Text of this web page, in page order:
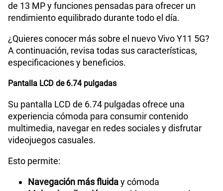
de 13 MP y funciones pensadas para ofrecer un
rendimiento equilibrado durante todo el día.
¿Quieres conocer más sobre el nuevo Vivo Y11 5G?
A continuación, revisa todas sus características,
especificaciones y beneficios.
Pantalla LCD de 6.74 pulgadas
Su pantalla LCD de 6.74 pulgadas ofrece una
experiencia cómoda para consumir contenido
multimedia, navegar en redes sociales y disfrutar
videojuegos casuales.
Esto permite:
Navegación más fluiday cómoda